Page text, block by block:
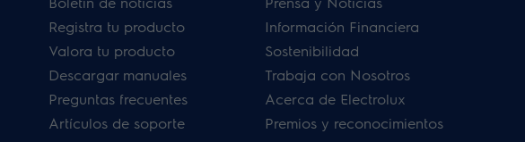
Registra tu producto
Valora tu producto
Descargar manuales
Preguntas frecuentes
Artículos de soporte
Información Financiera
Sostenibilidad
Trabaja con Nosotros
Acerca de Electrolux
Premios y reconocimientos